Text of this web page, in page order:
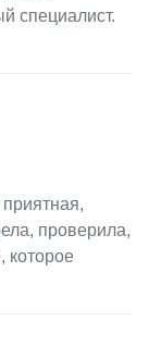
специалист.
проверила,
которое